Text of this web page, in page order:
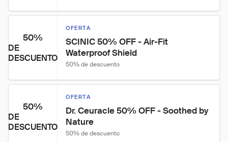
50%
DE
DESCUENTO
OFERTA
SCINIC 50% OFF - Air-Fit
Waterproof Shield
50% de descuento
50%
DE
DESCUENTO
OFERTA
Dr. Ceuracle 50% OFF - Soothed by
Nature
50% de descuento